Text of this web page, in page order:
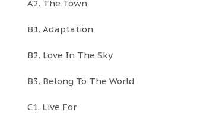
A2. The Town
B1. Adaptation
B2. Love In The Sky
B3. Belong To The World
C1. Live For